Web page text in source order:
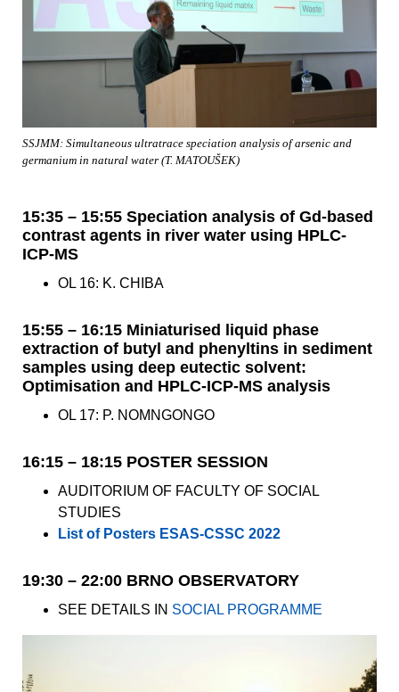
SSJMM: Simultaneous ultratrace speciation analysis of arsenic and
germanium in natural water (T. MATOUŠEK)
15:35 – 15:55 Speciation analysis of Gd-based
contrast agents in river water using HPLC-
ICP-MS
OL 16: K. CHIBA
15:55 – 16:15 Miniaturised liquid phase
extraction of butyl and phenyltins in sediment
samples using deep eutectic solvent:
Optimisation and HPLC-ICP-MS analysis
OL 17: P. NOMNGONGO
16:15 – 18:15 POSTER SESSION
AUDITORIUM OF FACULTY OF SOCIAL
STUDIES
List of Posters ESAS-CSSC 2022
19:30 – 22:00 BRNO OBSERVATORY
SEE DETAILS IN SOCIAL PROGRAMME